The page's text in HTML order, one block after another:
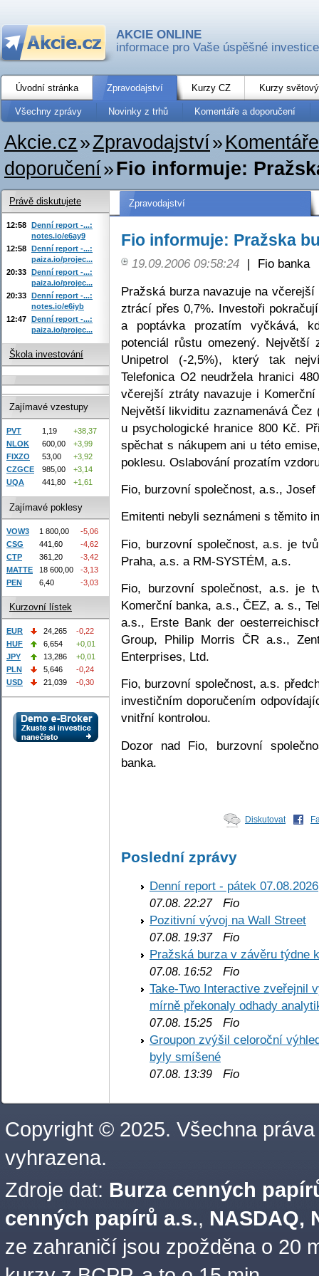
AKCIE ONLINE
informace pro Vaše úspěšné investice
Úvodní stránka Zpravodajství Kurzy CZ Kurzy
Všechny zprávy Novinky z trhů Komentáře a doporučení
Akcie.cz»Zpravodajství»
doporučení»Fio informuje:
Zpravodajství
Fio informuje: Pražska
19.09.2006 09:58:24 |
Fio banka
Pražská burza navazuje na
ztrácí přes 0,7%. Investoři
a poptávka prozatím vyčkává,
potenciál růstu omezený.
Unipetrol (-2,5%), který tak
Telefonica O2 neudržela hranici
včerejší ztráty navazuje i
Největší likviditu zaznamenává
u psychologické hranice 800 Kč.
spěchat s nákupem ani u této
poklesu. Oslabování prozatím
Fio, burzovní společnost, a.s.,
Emitenti nebyli seznámeni s těmito
Fio, burzovní společnost, a.s. je
Praha, a.s. a RM-SYSTÉM, a.s.
Fio, burzovní společnost, a.s. je
Komerční banka, a.s., ČEZ, a. s.,
a.s., Erste Bank der
Group, Philip Morris ČR a.s.,
Enterprises, Ltd.
Fio, burzovní společnost, a.s.
investičním doporučením
vnitřní kontrolou.
Dozor nad Fio, burzovní
banka.
Diskutovat
Poslední zprávy
Denní report - pátek 07.08.2026
07.08. 22:27Fio
Pozitivní vývoj na Wall Street
07.08. 19:37Fio
Pražská burza v závěru týdne
07.08. 16:52 Fio
Take-Two Interactive zveřejnil
mírně překonaly odhady
07.08. 15:25 Fio
Groupon zvýšil celoroční
byly smíšené
07.08. 13:39 Fio
Právě diskutujete
12:58 Denní report -...:
notes.io/e6ay9
12:58 Denní report -...:
paiza.io/projec...
20:33 Denní report -...:
paiza.io/projec...
20:33 Denní report -...:
notes.io/e6iyb
12:47 Denní report -...:
paiza.io/projec...
Škola investování
Zajímavé vzestupy
PVT 1,19
+38,37
NLOK
600,00
+3,99
FIXZO
53,00
+3,92
CZGCE
985,00
+3,14
UQA
441,80 +1,61
Zajímavé poklesy
VOW3 1 800,00
-5,06
CSG
441,60
-4,62
CTP
361,20
-3,42
MATTE
18 600,00
-3,13
PEN
6,40 -3,03
Kurzovní lístek
EUR 24,265
-0,22
HUF
6,654
+0,01
JPY
13,286
+0,01
PLN
5,646
-0,24
USD
21,039 -0,30
Copyright © 2025. Všechna práva
vyhrazena.
Zdroje dat: Burza cenných
cenných papírů a.s., NASDAQ,
ze zahraničí jsou zpožděna o 20